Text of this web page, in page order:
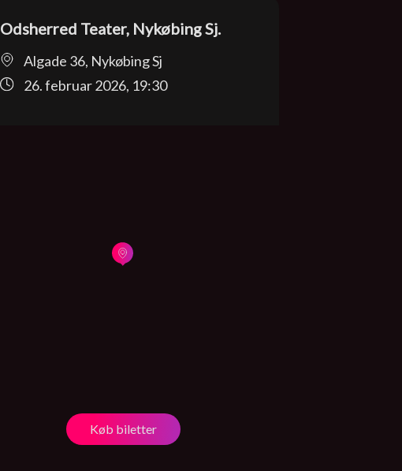
Odsherred Teater, Nykøbing Sj.
Algade 36, Nykøbing Sj
26. februar 2026, 19:30
Køb biletter